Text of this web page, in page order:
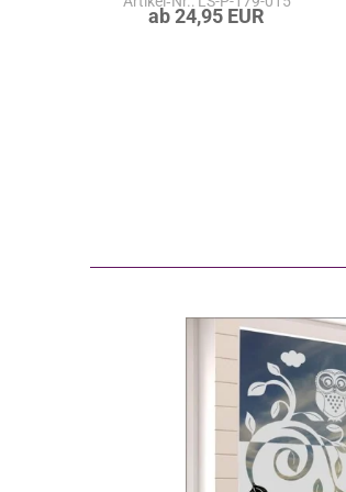
ab 24,95 EUR